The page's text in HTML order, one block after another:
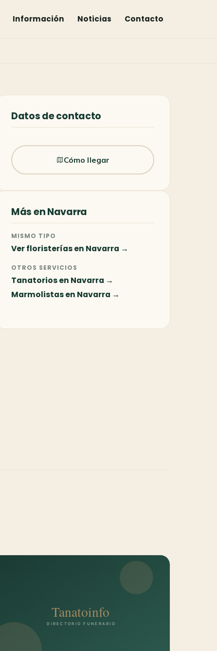
Información Noticias Contacto
Datos de contacto
Cómo llegar
Más en Navarra
MISMO TIPO
Ver floristerías en Navarra →
OTROS SERVICIOS
Tanatorios en Navarra →
Marmolistas en Navarra →